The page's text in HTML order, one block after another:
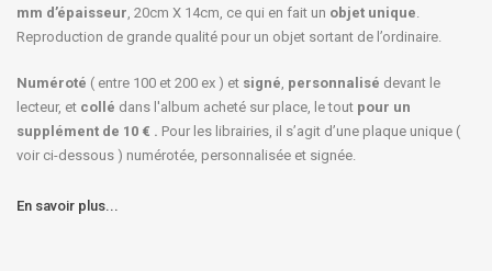
mm d’épaisseur, 20cm X 14cm, ce qui en fait un objet unique.
Reproduction de grande qualité pour un objet sortant de l’ordinaire.
Numéroté ( entre 100 et 200 ex ) et signé, personnalisé devant le
lecteur, et collé dans l'album acheté sur place, le tout pour un
supplément de 10 € . Pour les librairies, il s’agit d’une plaque unique (
voir ci-dessous ) numérotée, personnalisée et signée.
En savoir plus...